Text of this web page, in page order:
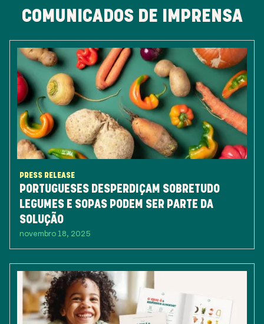
COMUNICADOS DE IMPRENSA
PRESS RELEASE
PORTUGUESES DESPERDIÇAM SOBRETUDO
LEGUMES E SOPAS PODEM SER PARTE DA
SOLUÇÃO
novembro 18, 2025